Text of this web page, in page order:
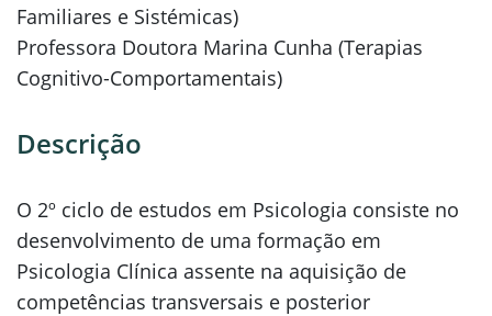
Familiares e Sistémicas)
Professora Doutora Marina Cunha (Terapias
Cognitivo-Comportamentais)
Descrição
O 2º ciclo de estudos em Psicologia consiste no
desenvolvimento de uma formação em
Psicologia Clínica assente na aquisição de
competências transversais e posterior